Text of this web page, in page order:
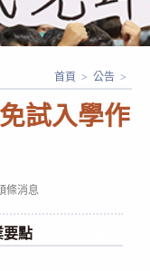
試入學作
首頁 > 公告 >
條消息
點